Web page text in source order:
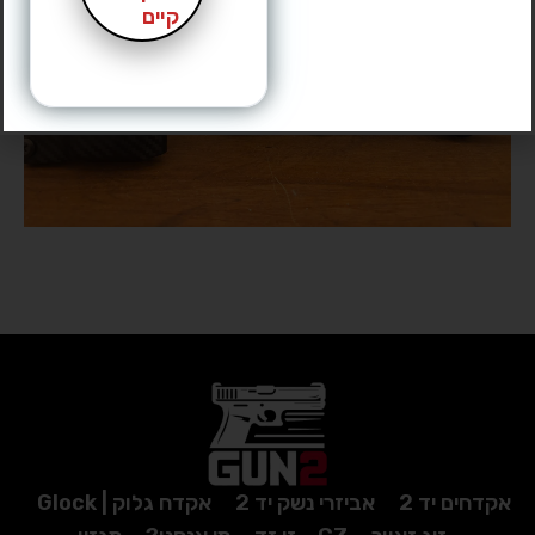
אקדחים יד 2 אביזרי נשק יד 2
אקדח גלוק | Glock
קיים